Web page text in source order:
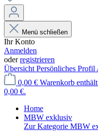
Menü schließen
Ihr Konto
Anmelden
oderregistrieren
Übersicht Persönliches Profil
0,00 € Warenkorb
0,00 €.
Home
MBW exklusiv
Zur Kategorie MBW